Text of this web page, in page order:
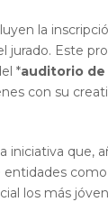
la
Este
*auditorio de
con su
iniciativa que,
entidades
los más